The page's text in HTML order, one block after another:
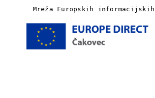
Mreža Europskih